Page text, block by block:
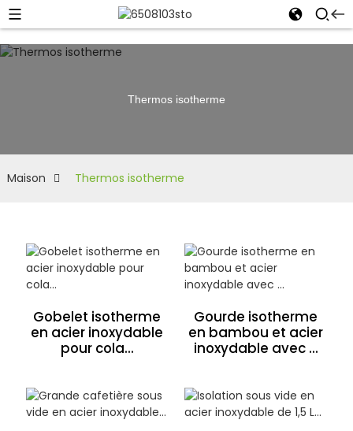
Thermos isotherme
Maison Thermos isotherme
Gobelet isotherme
en acier inoxydable
pour cola...
Gourde isotherme
en bambou et acier
inoxydable avec ...